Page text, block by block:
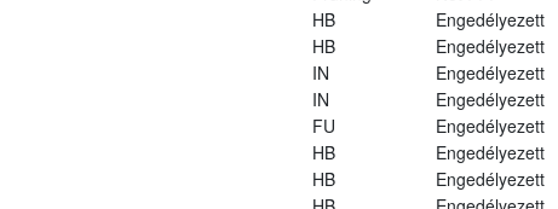
HB Engedélyezett
HB Engedélyezett
IN Engedélyezett
IN Engedélyezett
FU Engedélyezett
HB Engedélyezett
HB Engedélyezett